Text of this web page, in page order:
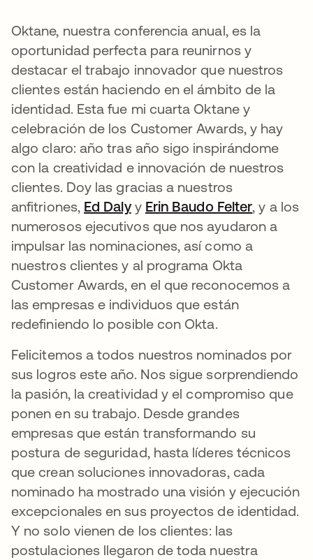
Oktane, nuestra conferencia anual, es la
oportunidad perfecta para reunirnos y
destacar el trabajo innovador que nuestros
clientes están haciendo en el ámbito de la
identidad. Esta fue mi cuarta Oktane y
celebración de los Customer Awards, y hay
algo claro: año tras año sigo inspirándome
con la creatividad e innovación de nuestros
clientes. Doy las gracias a nuestros
anfitriones, Ed Dalyse abre en una pestaña
y Erin Baudo Felterse abre
, y a los
numerosos ejecutivos que nos ayudaron a
impulsar las nominaciones, así como a
nuestros clientes y al programa Okta
Customer Awards, en el que reconocemos a
las empresas e individuos que están
redefiniendo lo posible con Okta.
Felicitemos a todos nuestros nominados por
sus logros este año. Nos sigue sorprendiendo
la pasión, la creatividad y el compromiso que
ponen en su trabajo. Desde grandes
empresas que están transformando su
postura de seguridad, hasta líderes técnicos
que crean soluciones innovadoras, cada
nominado ha mostrado una visión y ejecución
excepcionales en sus proyectos de identidad.
Y no solo vienen de los clientes: las
postulaciones llegaron de toda nuestra